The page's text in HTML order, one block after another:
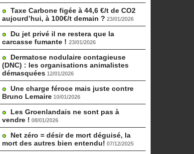
Taxe Carbone figée à 44,6 €/t de CO2
aujourd’hui, à 100€/t demain ? 23/01/2026
Du jet privé il ne restera que la
carcasse fumante ! 23/01/2026
Dermatose nodulaire contagieuse
(DNC) : les organisations animalistes
démasquées 12/01/2026
Une charge féroce mais juste contre
Bruno Lemaire 10/01/2026
Les Groenlandais ne sont pas à
vendre ! 08/01/2026
Net zéro = désir de mort déguisé, la
mort des autres bien entendu! 07/12/2025